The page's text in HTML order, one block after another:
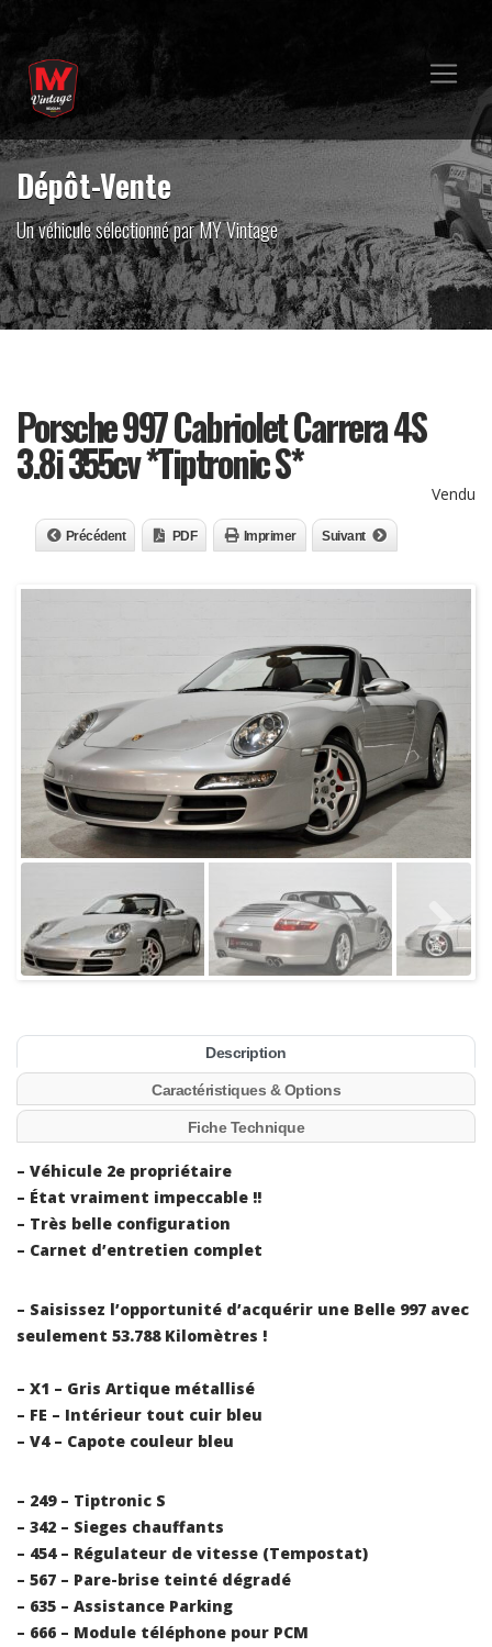
Dépôt-Vente
Un véhicule sélectionné par MY Vintage
Porsche 997 Cabriolet Carrera 4S
3.8i 355cv *Tiptronic S*
Vendu
Précédent PDF Imprimer Suivant
Description
Caractéristiques & Options
Fiche Technique
– Véhicule 2e propriétaire
– État vraiment impeccable !!
– Très belle configuration
– Carnet d’entretien complet
– Saisissez l’opportunité d’acquérir une Belle 997 avec
seulement 53.788 Kilomètres !
– X1 – Gris Artique métallisé
– FE – Intérieur tout cuir bleu
– V4 – Capote couleur bleu
– 249 – Tiptronic S
– 342 – Sieges chauffants
– 454 – Régulateur de vitesse (Tempostat)
– 567 – Pare-brise teinté dégradé
– 635 – Assistance Parking
– 666 – Module téléphone pour PCM